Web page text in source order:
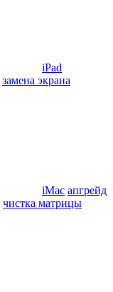
iPad
замена экрана
iMac апгрейд
чистка матрицы